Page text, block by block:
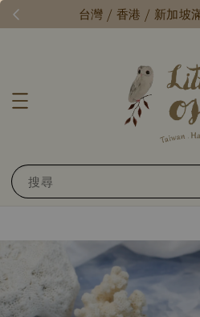
台灣 / 香港 / 新加坡
搜尋